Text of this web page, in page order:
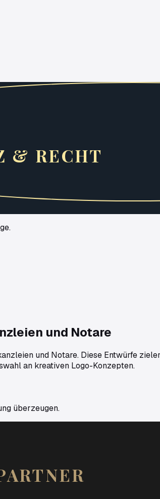
& RECHT
und Notare
und Notare. Diese Entwürfe
an kreativen Logo-Konzepten.
überzeugen.